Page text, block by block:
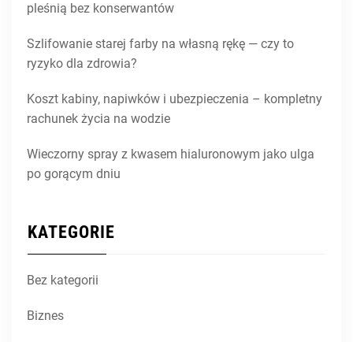
pleśnią bez konserwantów
Szlifowanie starej farby na własną rękę — czy to
ryzyko dla zdrowia?
Koszt kabiny, napiwków i ubezpieczenia – kompletny
rachunek życia na wodzie
Wieczorny spray z kwasem hialuronowym jako ulga
po gorącym dniu
KATEGORIE
Bez kategorii
Biznes